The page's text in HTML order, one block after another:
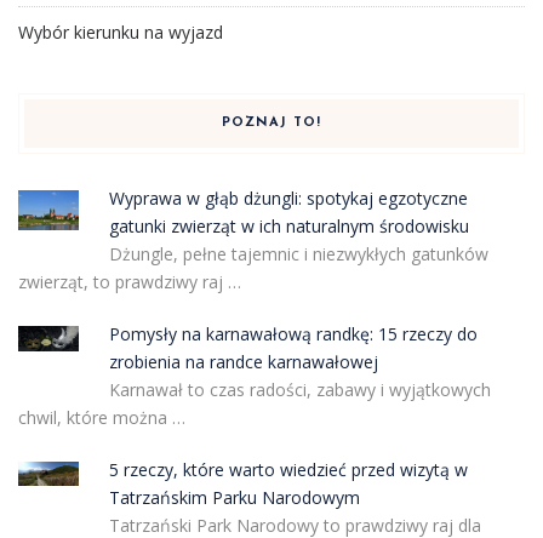
Wybór kierunku na wyjazd
POZNAJ TO!
Wyprawa w głąb dżungli: spotykaj egzotyczne
gatunki zwierząt w ich naturalnym środowisku
Dżungle, pełne tajemnic i niezwykłych gatunków
zwierząt, to prawdziwy raj …
Pomysły na karnawałową randkę: 15 rzeczy do
zrobienia na randce karnawałowej
Karnawał to czas radości, zabawy i wyjątkowych
chwil, które można …
5 rzeczy, które warto wiedzieć przed wizytą w
Tatrzańskim Parku Narodowym
Tatrzański Park Narodowy to prawdziwy raj dla